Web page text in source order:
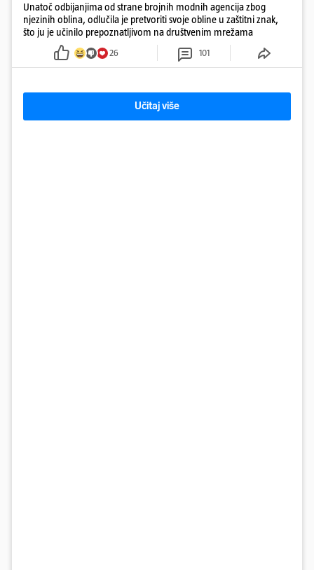
Unatoč odbijanjima od strane brojnih modnih agencija zbog
njezinih oblina, odlučila je pretvoriti svoje obline u zaštitni znak,
što ju je učinilo prepoznatljivom na društvenim mrežama
26 101
Učitaj više